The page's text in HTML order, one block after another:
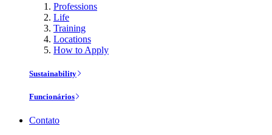
Professions
Life
Training
Locations
How to Apply
Sustainability
Funcionários
Contato